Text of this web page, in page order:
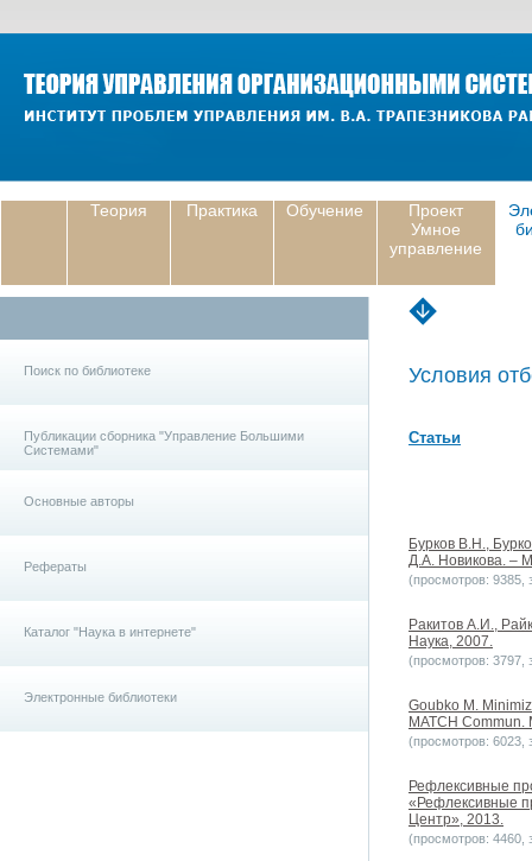
Теория Практика Обучение
Проект
Умное
управление
Поиск по библиотеке
Публикации сборника "Управление Большими
Системами"
Основные авторы
Рефераты
Каталог "Наука в интернете"
Электронные библиотеки
Условия
Статьи
Бурков В.Н.,
Д.А. Новикова. –
(просмотров: 9385,
Ракитов А.И.,
Наука, 2007.
(просмотров: 3797,
Goubko M.
MATCH Commun.
(просмотров: 6023,
Рефлексивные
«Рефлексивные
Центр», 2013.
(просмотров: 4460,